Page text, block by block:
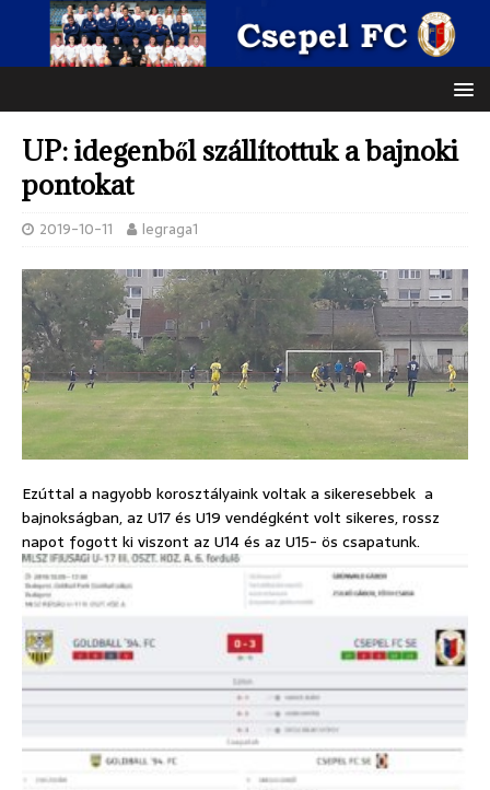
UP: idegenből szállítottuk a bajnoki
pontokat
2019-10-11 legraga1
Ezúttal a nagyobb korosztályaink voltak a sikeresebbek a
bajnokságban, az U17 és U19 vendégként volt sikeres, rossz
napot fogott ki viszont az U14 és az U15- ös csapatunk.